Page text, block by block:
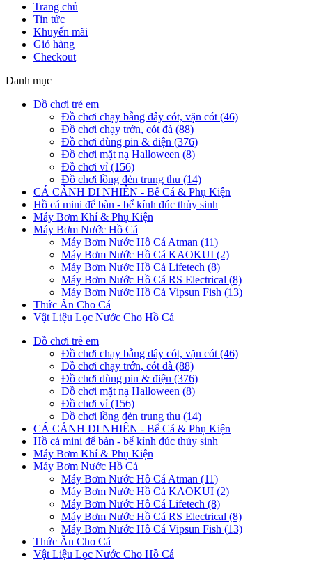
Trang chủ
Tin tức
Khuyến mãi
Giỏ hàng
Checkout
Danh mục
Đồ chơi trẻ em
Đồ chơi chạy bằng dây cót, vặn cót (46)
Đồ chơi chạy trớn, cót đà (88)
Đồ chơi dùng pin & điện (376)
Đồ chơi mặt nạ Halloween (8)
Đồ chơi vỉ (156)
Đồ chơi lồng đèn trung thu (14)
CÁ CẢNH DI NHIÊN - Bể Cá & Phụ Kiện
Hồ cá mini để bàn - bể kính đúc thủy sinh
Máy Bơm Khí & Phụ Kiện
Máy Bơm Nước Hồ Cá
Máy Bơm Nước Hồ Cá Atman (11)
Máy Bơm Nước Hồ Cá KAOKUI (2)
Máy Bơm Nước Hồ Cá Lifetech (8)
Máy Bơm Nước Hồ Cá RS Electrical (8)
Máy Bơm Nước Hồ Cá Vipsun Fish (13)
Thức Ăn Cho Cá
Vật Liệu Lọc Nước Cho Hồ Cá
Đồ chơi trẻ em
Đồ chơi chạy bằng dây cót, vặn cót (46)
Đồ chơi chạy trớn, cót đà (88)
Đồ chơi dùng pin & điện (376)
Đồ chơi mặt nạ Halloween (8)
Đồ chơi vỉ (156)
Đồ chơi lồng đèn trung thu (14)
CÁ CẢNH DI NHIÊN - Bể Cá & Phụ Kiện
Hồ cá mini để bàn - bể kính đúc thủy sinh
Máy Bơm Khí & Phụ Kiện
Máy Bơm Nước Hồ Cá
Máy Bơm Nước Hồ Cá Atman (11)
Máy Bơm Nước Hồ Cá KAOKUI (2)
Máy Bơm Nước Hồ Cá Lifetech (8)
Máy Bơm Nước Hồ Cá RS Electrical (8)
Máy Bơm Nước Hồ Cá Vipsun Fish (13)
Thức Ăn Cho Cá
Vật Liệu Lọc Nước Cho Hồ Cá